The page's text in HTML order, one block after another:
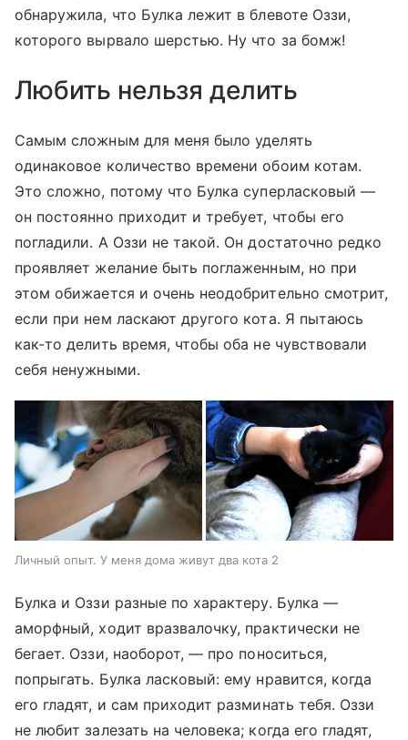
обнаружила, что Булка лежит в блевоте Оззи,
которого вырвало шерстью. Ну что за бомж!
Любить нельзя делить
Самым сложным для меня было уделять
одинаковое количество времени обоим котам.
Это сложно, потому что Булка суперласковый —
он постоянно приходит и требует, чтобы его
погладили. А Оззи не такой. Он достаточно редко
проявляет желание быть поглаженным, но при
этом обижается и очень неодобрительно смотрит,
если при нем ласкают другого кота. Я пытаюсь
как-то делить время, чтобы оба не чувствовали
себя ненужными.
Личный опыт. У меня дома живут два кота 2
Булка и Оззи разные по характеру. Булка —
аморфный, ходит вразвалочку, практически не
бегает. Оззи, наоборот, — про поноситься,
попрыгать. Булка ласковый: ему нравится, когда
его гладят, и сам приходит разминать тебя. Оззи
не любит залезать на человека; когда его гладят,